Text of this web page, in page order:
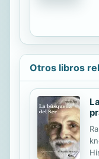
Otros libros